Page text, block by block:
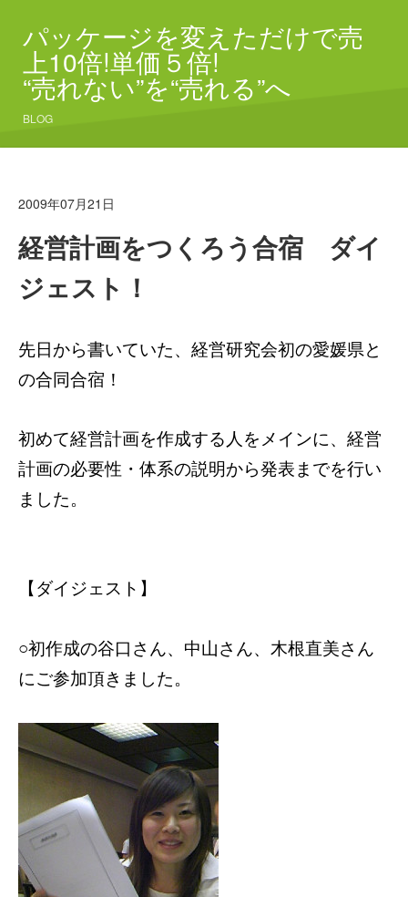
パッケージを変えただけで売
上10倍!単価５倍!
“売れない”を“売れる”へ
BLOG
2009年07月21日
経営計画をつくろう合宿 ダイ
ジェスト！
先日から書いていた、経営研究会初の愛媛県と
の合同合宿！
初めて経営計画を作成する人をメインに、経営
計画の必要性・体系の説明から発表までを行い
ました。
【ダイジェスト】
○初作成の谷口さん、中山さん、木根直美さん
にご参加頂きました。